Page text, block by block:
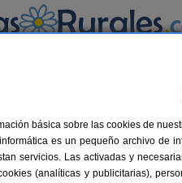
Rurales cerca de
básica sobre las cookies de
es un pequeño archivo de
servicios. Las activadas y
(analíticas y publicitarias),